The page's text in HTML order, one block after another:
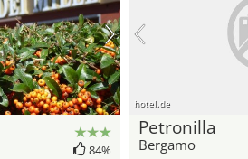
84%
hotel.de
Petronilla
Bergamo